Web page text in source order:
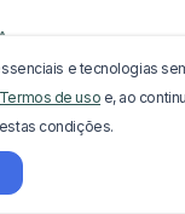
BA
e tecnologias
Termos de uso e, ao
condições.